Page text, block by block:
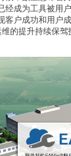
成为工具被用
户成功和用户成
的提升持续保驾